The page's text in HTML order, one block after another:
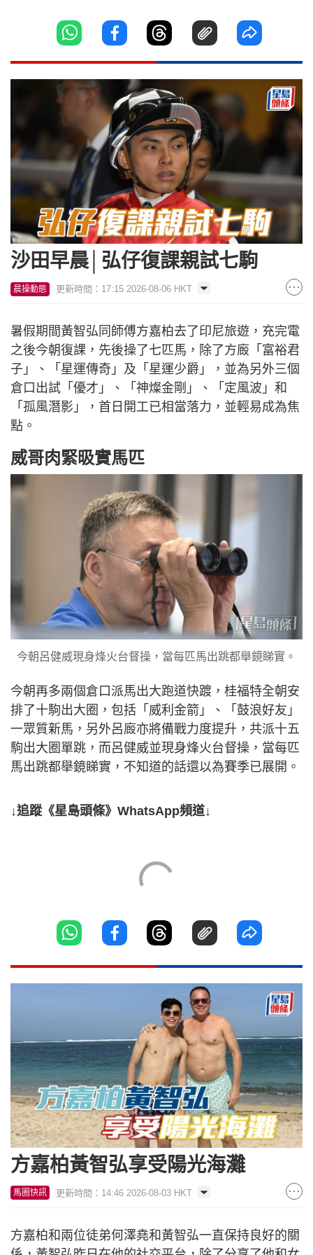
沙田早晨│弘仔復課親試七駒
晨操動態 更新時間：17:15 2026-08-06 HKT
暑假期間黃智弘同師傅方嘉柏去了印尼旅遊，充完電
之後今朝復課，先後操了七匹馬，除了方廄「富裕君
子」、「星運傳奇」及「星運少爵」，並為另外三個
倉口出試「優才」、「神燦金剛」、「定風波」和
「孤風潛影」，首日開工已相當落力，並輕易成為焦
點。
威哥肉緊昅實馬匹
今朝呂健威現身烽火台督操，當每匹馬出跳都舉鏡睇實。
今朝再多兩個倉口派馬出大跑道快踱，桂福特全朝安
排了十駒出大圈，包括「威利金箭」、「鼓浪好友」
一眾質新馬，另外呂廄亦將備戰力度提升，共派十五
駒出大圈單跳，而呂健威並現身烽火台督操，當每匹
馬出跳都舉鏡睇實，不知道的話還以為賽季已展開。
↓追蹤《星島頭條》WhatsApp頻道↓
方嘉柏黃智弘享受陽光海灘
馬圈快訊 更新時間：14:46 2026-08-03 HKT
方嘉柏和兩位徒弟何澤堯和黃智弘一直保持良好的關